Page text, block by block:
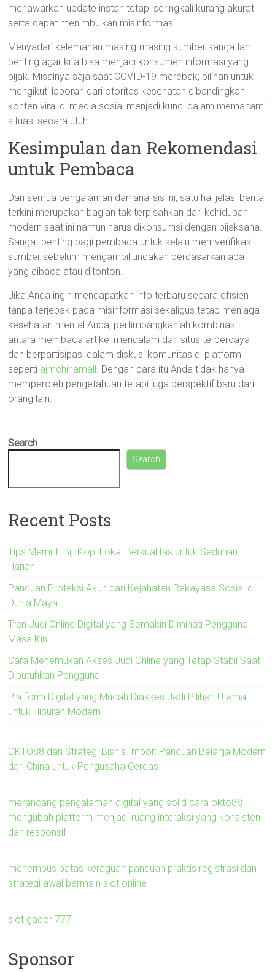
menawarkan update instan tetapi seringkali kurang akurat
serta dapat menimbulkan misinformasi.
Menyadari kelemahan masing-masing sumber sangatlah
penting agar kita bisa menjadi konsumen informasi yang
bijak. Misalnya saja saat COVID-19 merebak; pilihan untuk
mengikuti laporan dari otoritas kesehatan dibandingkan
konten viral di media sosial menjadi kunci dalam memahami
situasi secara utuh.
Kesimpulan dan Rekomendasi
untuk Pembaca
Dari semua pengalaman dan analisis ini, satu hal jelas: berita
terkini merupakan bagian tak terpisahkan dari kehidupan
modern saat ini namun harus dikonsumsi dengan bijaksana.
Sangat penting bagi pembaca untuk selalu memverifikasi
sumber sebelum mengambil tindakan berdasarkan apa
yang dibaca atau ditonton.
Jika Anda ingin mendapatkan info terbaru secara efisien
tanpa terjebak pada misinformasi sekaligus tetap menjaga
kesehatan mental Anda; pertimbangkanlah kombinasi
antara membaca artikel mendalam dari situs terpercaya
dan berpartisipasi dalam diskusi komunitas di platform
seperti ajmchinamall. Dengan cara itu Anda tidak hanya
memperoleh pengetahuan tetapi juga perspektif baru dari
orang lain.
Search
Search
Recent Posts
Tips Memilih Biji Kopi Lokal Berkualitas untuk Seduhan
Harian
Panduan Proteksi Akun dari Kejahatan Rekayasa Sosial di
Dunia Maya
Tren Judi Online Digital yang Semakin Diminati Pengguna
Masa Kini
Cara Menemukan Akses Judi Online yang Tetap Stabil Saat
Dibutuhkan Pengguna
Platform Digital yang Mudah Diakses Jadi Pilihan Utama
untuk Hiburan Modern
OKTO88 dan Strategi Bisnis Impor: Panduan Belanja Modern
dari China untuk Pengusaha Cerdas
merancang pengalaman digital yang solid cara okto88
mengubah platform menjadi ruang interaksi yang konsisten
dan responsif
menembus batas keraguan panduan praktis registrasi dan
strategi awal bermain slot online
slot gacor 777
Sponsor